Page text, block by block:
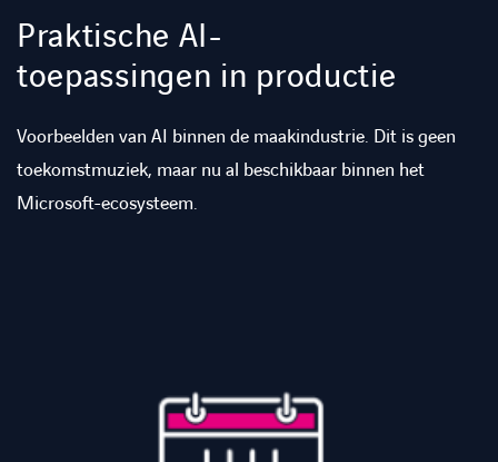
Praktische AI-
toepassingen in productie
Voorbeelden van AI binnen de maakindustrie. Dit is geen
toekomstmuziek, maar nu al beschikbaar binnen het
Microsoft-ecosysteem.